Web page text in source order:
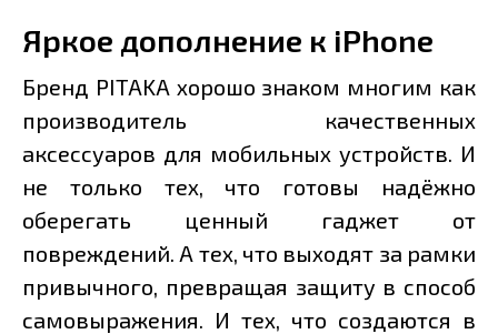
Яркое дополнение к iPhone
Бренд PITAKA хорошо знаком многим как
производитель качественных
аксессуаров для мобильных устройств. И
не только тех, что готовы надёжно
оберегать ценный гаджет от
повреждений. А тех, что выходят за рамки
привычного, превращая защиту в способ
самовыражения. И тех, что создаются в